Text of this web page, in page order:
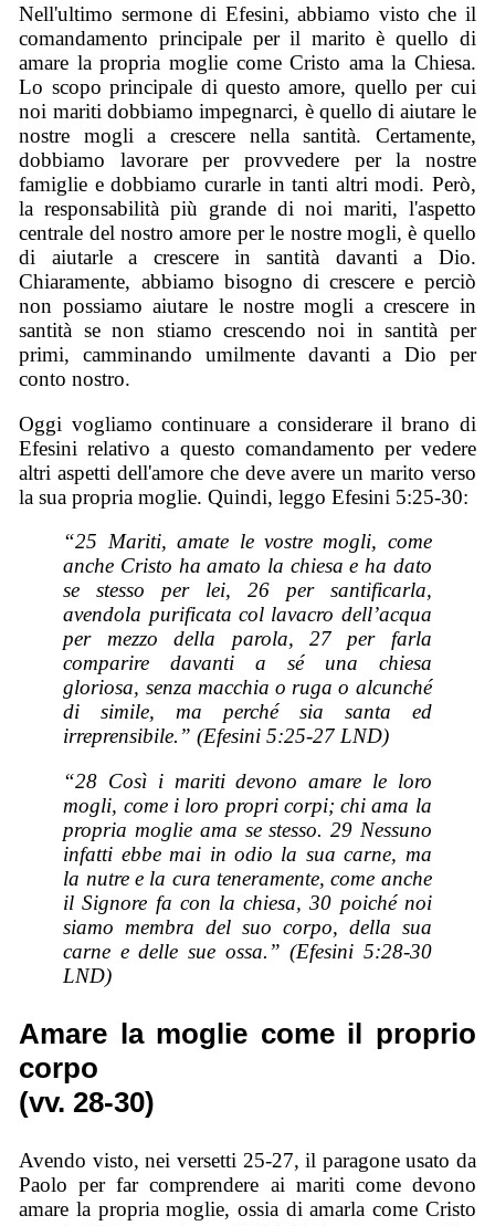
Nell'ultimo sermone di Efesini, abbiamo visto che il
comandamento principale per il marito è quello di
amare la propria moglie come Cristo ama la Chiesa.
Lo scopo principale di questo amore, quello per cui
noi mariti dobbiamo impegnarci, è quello di aiutare le
nostre mogli a crescere nella santità. Certamente,
dobbiamo lavorare per provvedere per la nostre
famiglie e dobbiamo curarle in tanti altri modi. Però,
la responsabilità più grande di noi mariti, l'aspetto
centrale del nostro amore per le nostre mogli, è quello
di aiutarle a crescere in santità davanti a Dio.
Chiaramente, abbiamo bisogno di crescere e perciò
non possiamo aiutare le nostre mogli a crescere in
santità se non stiamo crescendo noi in santità per
primi, camminando umilmente davanti a Dio per
conto nostro.
Oggi vogliamo continuare a considerare il brano di
Efesini relativo a questo comandamento per vedere
altri aspetti dell'amore che deve avere un marito verso
la sua propria moglie. Quindi, leggo Efesini 5:25-30:
“25 Mariti, amate le vostre mogli, come
anche Cristo ha amato la chiesa e ha dato
se stesso per lei, 26 per santificarla,
avendola purificata col lavacro dell’acqua
per mezzo della parola, 27 per farla
comparire davanti a sé una chiesa
gloriosa, senza macchia o ruga o alcunché
di simile, ma perché sia santa ed
irreprensibile.” (Efesini 5:25-27 LND)
“28 Così i mariti devono amare le loro
mogli, come i loro propri corpi; chi ama la
propria moglie ama se stesso. 29 Nessuno
infatti ebbe mai in odio la sua carne, ma
la nutre e la cura teneramente, come anche
il Signore fa con la chiesa, 30 poiché noi
siamo membra del suo corpo, della sua
carne e delle sue ossa.” (Efesini 5:28-30
LND)
Amare la moglie come il proprio
corpo
(vv. 28-30)
Avendo visto, nei versetti 25-27, il paragone usato da
Paolo per far comprendere ai mariti come devono
amare la propria moglie, ossia di amarla come Cristo